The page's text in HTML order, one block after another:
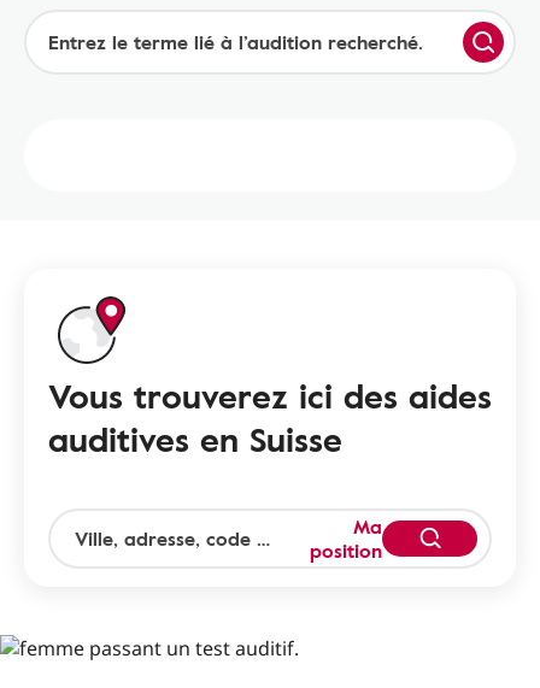
Vous trouverez ici des aides
auditives en Suisse
Ma
position